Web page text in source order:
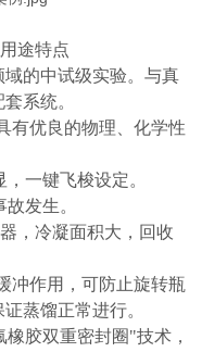
用途特点
的中试级实验。与真
系统。
有优良的物理、化学性
一键飞梭设定。
发生。
，冷凝面积大，回收
冲作用，可防止旋转瓶
蒸馏正常进行。
橡胶双重密封圈"技术，